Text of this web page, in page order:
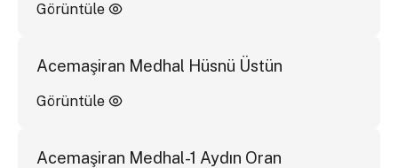
Görüntüle
Acemaşiran Medhal Hüsnü Üstün
Görüntüle
Acemaşiran Medhal-1 Aydın Oran